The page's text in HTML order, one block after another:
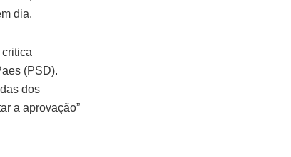
dia.
(PSD).
dos
a aprovação”